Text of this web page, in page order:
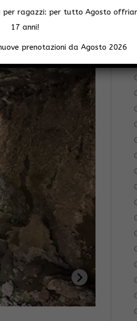
Non si ritiene sia
nei pressi della
per ragazzi: per tutto Agosto
17 anni!
prenotazioni da Agosto 2026